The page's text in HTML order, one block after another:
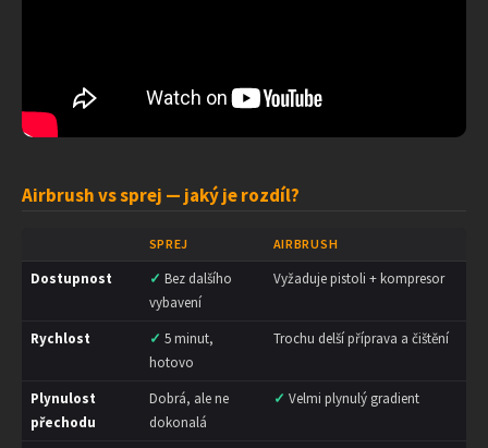
Airbrush vs sprej — jaký je rozdíl?
SPREJ AIRBRUSH
Dostupnost ✓ Bez dalšího
vybavení
Vyžaduje pistoli + kompresor
Rychlost ✓ 5 minut,
hotovo
Trochu delší příprava a čištění
Plynulost
přechodu
Dobrá, ale ne
dokonalá
✓ Velmi plynulý gradient